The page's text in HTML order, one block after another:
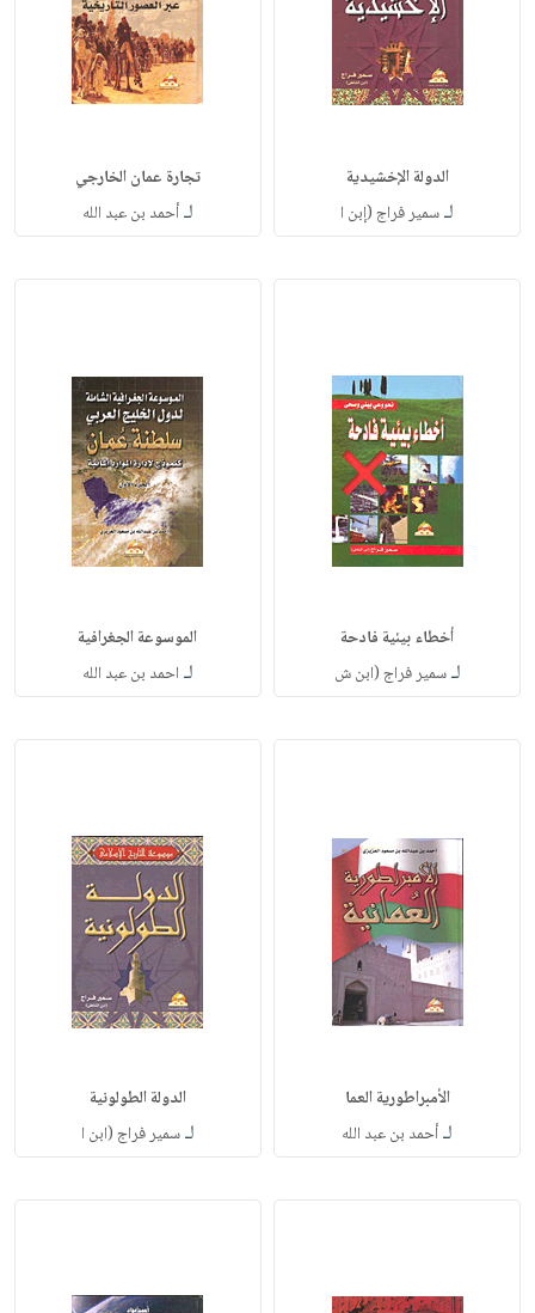
الدولة الإخشيدية
لـسمير فراج (إبن ا
تجارة عمان الخارجي
لـأحمد بن عبد الله
أخطاء بيئية فادحة
لـسمير فراج (ابن ش
الموسوعة الجغرافية
لـ احمد بن عبد الله
الأمبراطورية العما
لـأحمد بن عبد الله
الدولة الطولونية
لـسمير فراج (ابن ا